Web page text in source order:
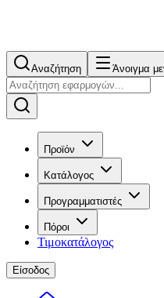
Αναζήτηση Άνοιγμα
Προϊόν
Κατάλογος
Προγραμματιστές
Πόροι
Τιμοκατάλογος
Είσοδος